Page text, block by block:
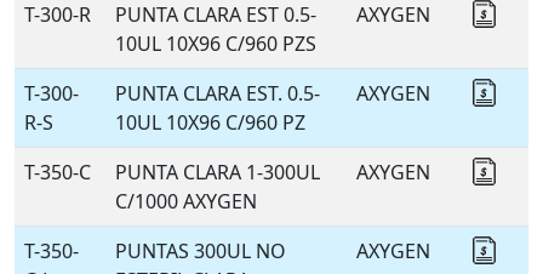
T-300-R
PUNTA CLARA EST 0.5-
10UL 10X96 C/960 PZS
AXYGEN
T-300-
R-S
PUNTA CLARA EST. 0.5-
10UL 10X96 C/960 PZ
AXYGEN
T-350-C
PUNTA CLARA 1-300UL
C/1000 AXYGEN
AXYGEN
T-350-
PUNTAS 300UL NO
AXYGEN